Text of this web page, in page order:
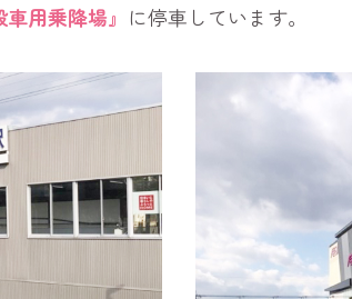
用乗降場』 に停車しています。